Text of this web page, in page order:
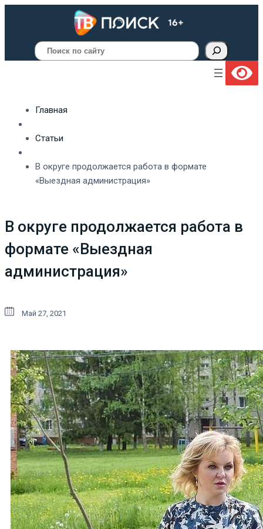
Поиск
Главная
Статьи
В округе продолжается работа в формате
«Выездная администрация»
В округе продолжается работа в
формате «Выездная
администрация»
Май 27, 2021